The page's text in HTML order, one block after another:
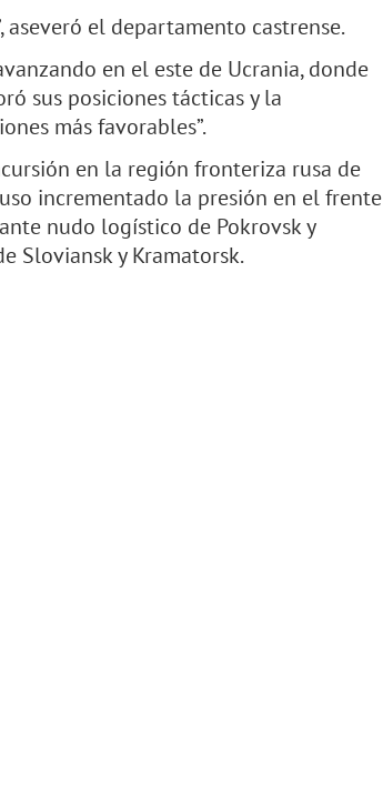
aseveró el departamento castrense.
en el este de Ucrania, donde
sus posiciones tácticas y la
más favorables”.
en la región fronteriza rusa de
incrementado la presión en el frente
nudo logístico de Pokrovsk y
Sloviansk y Kramatorsk.